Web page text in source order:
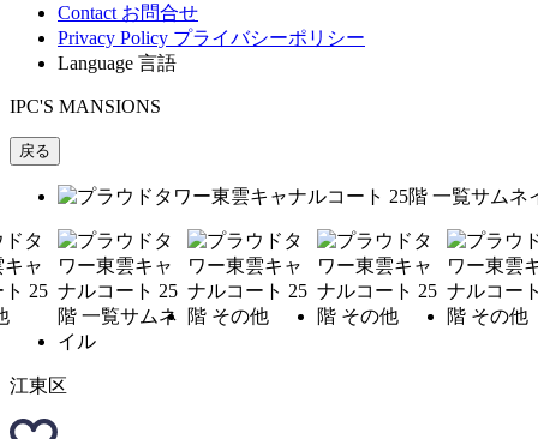
Contact お問合せ
Privacy Policy プライバシーポリシー
Language 言語
IPC'S MANSIONS
戻る
江東区